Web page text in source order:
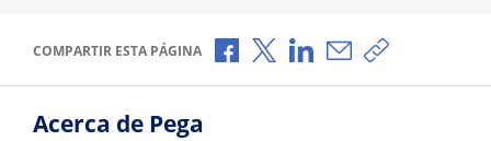
COMPARTIR ESTA PÁGINA Compartir a través de Facebook
Compartir a través de X
Compartir a través de
Compartir por
Copiar
Acerca de Pega